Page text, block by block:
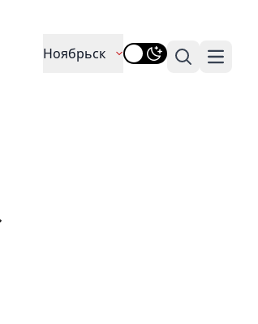
Ноябрьск
Поиск